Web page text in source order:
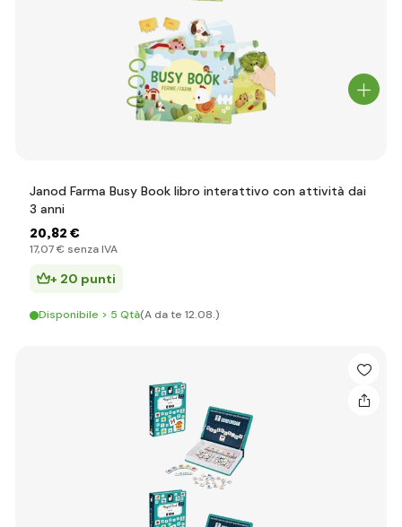
Janod Farma Busy Book libro interattivo con attività dai
3 anni
20,82 €
17,07 € senza IVA
+ 20 punti
Disponibile > 5 Qtà(A da te 12.08.)